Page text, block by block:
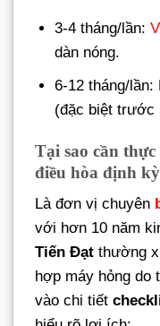
3-4 tháng/lần:
dàn nóng.
6-12 tháng/
(đặc biệt trước
Tại sao cần
điều hòa định
Là đơn vị chuyên
với hơn 10 năm
Tiến Đạt thường
hợp máy hỏng do
vào chi tiết